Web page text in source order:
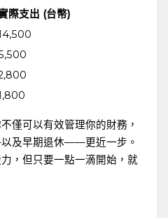
際支出 (台幣)
僅可以有效管理你的財務，
及早期退休——更近一步。
，但只要一點一滴開始，就